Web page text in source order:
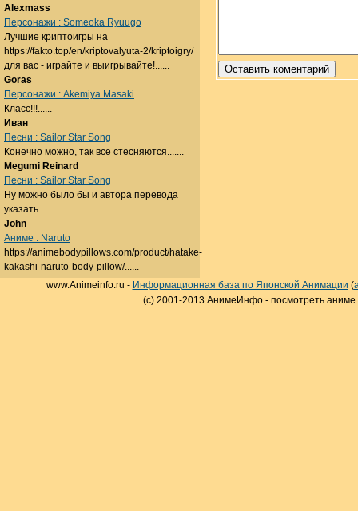
Alexmass
Персонажи : Someoka Ryuugo
Лучшие криптоигры на
https://fakto.top/en/kriptovalyuta-2/kriptoigry/
для вас - играйте и выигрывайте!......
Goras
Персонажи : Akemiya Masaki
Класс!!!......
Иван
Песни : Sailor Star Song
Конечно можно, так все стесняются.......
Megumi Reinard
Песни : Sailor Star Song
Ну можно было бы и автора перевода
указать.........
John
Аниме : Naruto
https://animebodypillows.com/product/hatake-
kakashi-naruto-body-pillow/......
www.Animeinfo.ru - Информационная база по Японской Анимации (
(c) 2001-2013 АнимеИнфо - посмотреть аниме